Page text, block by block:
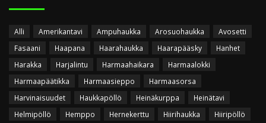
Alli Amerikantavi Ampuhaukka Arosuohaukka
Avosetti
Fasaani
Haapana Haarahaukka Haarapääsky
Hanhet
Harakka
Harjalintu Harmaahaikara
Harmaalokki
Harmaapäätikka
Harmaasieppo
Harmaasorsa
Harvinaisuudet
Haukkapöllö Heinäkurppa
Heinätavi
Helmipöllö
Hemppo Hernekerttu Hiirihaukka
Hiiripöllö